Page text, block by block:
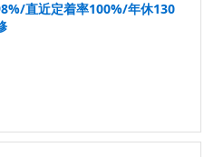
直近定着率100%/年休130